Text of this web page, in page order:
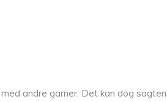
andre garner. Det kan dog